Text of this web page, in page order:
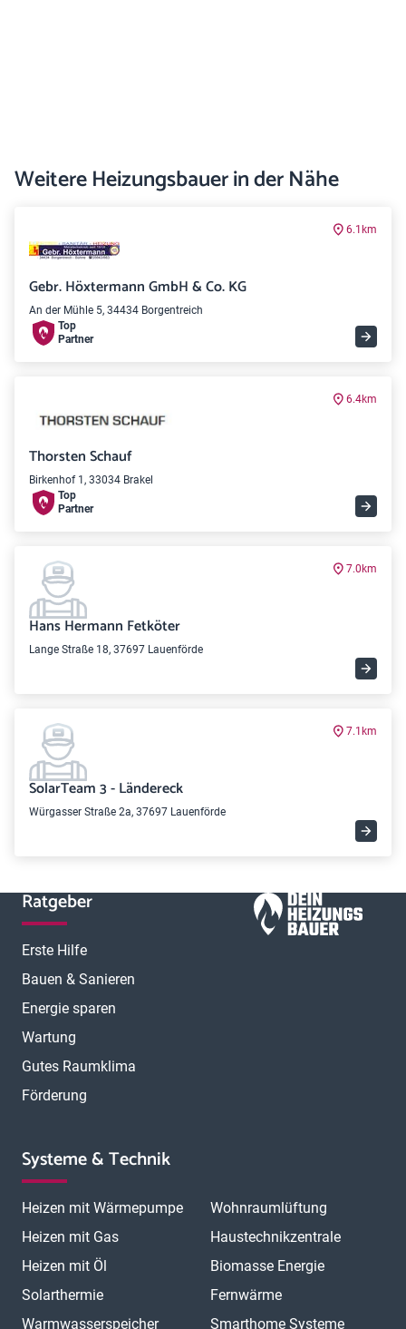
Weitere Heizungsbauer in der Nähe
6.1km
Gebr. Höxtermann GmbH & Co. KG
An der Mühle 5, 34434 Borgentreich
Top
Partner
6.4km
Thorsten Schauf
Birkenhof 1, 33034 Brakel
Top
Partner
7.0km
Hans Hermann Fetköter
Lange Straße 18, 37697 Lauenförde
7.1km
SolarTeam 3 - Ländereck
Würgasser Straße 2a, 37697 Lauenförde
Ratgeber
Erste Hilfe
Bauen & Sanieren
Energie sparen
Wartung
Gutes Raumklima
Förderung
Systeme & Technik
Heizen mit Wärmepumpe
Heizen mit Gas
Heizen mit Öl
Solarthermie
Warmwasserspeicher
Wohnraumlüftung
Haustechnikzentrale
Biomasse Energie
Fernwärme
Smarthome Systeme